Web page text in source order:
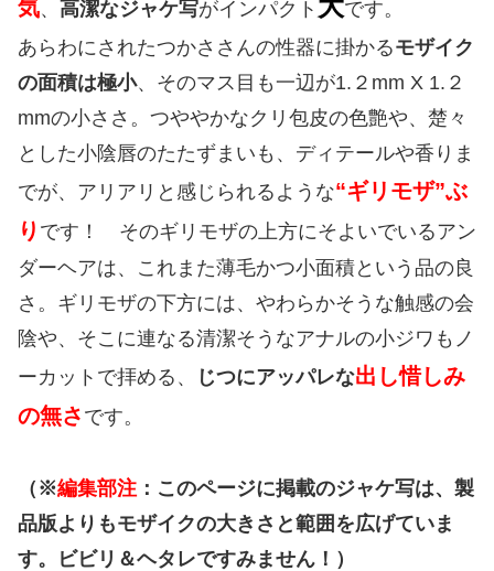
気、 高潔なジャケ写がインパクト
です。
あらわにされたつかささんの性器に掛かるモザイク
の面積は極小、そのマス目も一辺が1.２mm X 1.２
mmの小ささ。つややかなクリ包皮の色艶や、楚々
とした小陰唇のたたずまいも、ディテールや香りま
でが、アリアリと感じられるような“ギリモザ”ぶ
り です！ そのギリモザの上方にそよいでいるアン
ダーヘアは、これまた薄毛かつ小面積という品の良
さ。ギリモザの下方には、やわらかそうな触感の会
陰や、そこに連なる清潔そうなアナルの小ジワもノ
ーカットで拝める、
じつにアッパレな出し惜しみ
の無さ です。
（※編集部注 ： このページに掲載のジャケ写は、 製
品版よりもモザイクの大きさと範囲を広げていま
す。ビビリ＆ヘタレですみません！）